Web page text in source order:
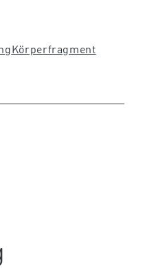
Körperfragment